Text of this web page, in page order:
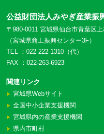
公益財団法人みやぎ産業振
〒980-0011 宮城県仙台市青葉区
（宮城県商工振興センター3F）
TEL ：022-222-1310（代）
FAX ：022-263-6923
関連リンク
▶︎ 宮城県Webサイト
▶︎ 全国中小企業支援機関
▶︎ 宮城県内の産業支援機関
▶︎ 県内市町村